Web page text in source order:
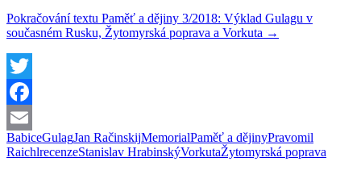
Pokračování textu Paměť a dějiny 3/2018: Výklad Gulagu v
současném Rusku, Žytomyrská poprava a Vorkuta →
Twitter
Facebook
Email
BabiceGulagJan RačinskijMemorialPaměť a dějinyPravomil
RaichlrecenzeStanislav HrabinskýVorkutaŽytomyrská poprava